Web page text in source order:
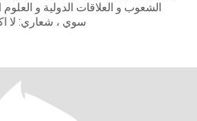
الشعوب و العلاقات الدولية و
سوي ، شعاري: لا